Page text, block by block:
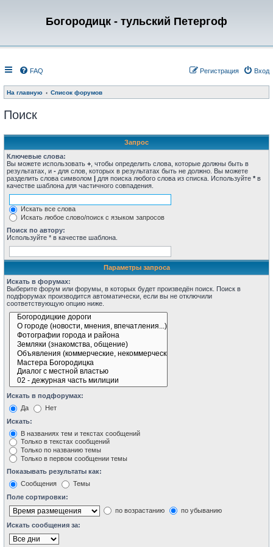
Богородицк - тульский Петергоф
FAQ Вход
Регистрация
На главную Список форумов
Поиск
Запрос
Ключевые слова:
Вы можете использовать + , чтобы определить слова, которые должны быть в
результатах, и - для слов, которых в результатах быть не должно. Вы можете
разделить слова символом | для поиска любого слова из списка. Используйте * в
качестве шаблона для частичного совпадения.
Искать все слова
Искать любое слово/поиск с языком запросов
Поиск по автору:
Используйте * в качестве шаблона.
Параметры запроса
Искать в форумах:
Выберите форум или форумы, в которых будет произведён поиск. Поиск в
подфорумах производится автоматически, если вы не отключили
соответствующую опцию ниже.
Искать в подфорумах:
Да
Нет
Искать:
В названиях тем и текстах сообщений
Только в текстах сообщений
Только по названию темы
Только в первом сообщении темы
Показывать результаты как:
Сообщения
Темы
Поле сортировки:
по возрастанию
по убыванию
Искать сообщения за: